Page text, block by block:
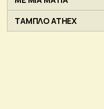
ΤΑΜΠΛΟ ATHEX